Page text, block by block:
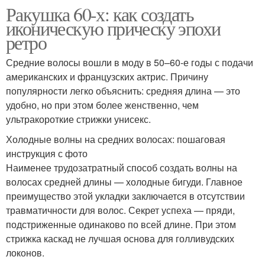
Ракушка 60-х: как создать
иконическую прическу эпохи
ретро
Средние волосы вошли в моду в 50–60-е годы с подачи
американских и французских актрис. Причину
популярности легко объяснить: средняя длина — это
удобно, но при этом более женственно, чем
ультракороткие стрижки унисекс.
Холодные волны на средних волосах: пошаговая
инструкция с фото
Наименее трудозатратный способ создать волны на
волосах средней длины — холодные бигуди. Главное
преимущество этой укладки заключается в отсутствии
травматичности для волос. Секрет успеха — пряди,
подстриженные одинаково по всей длине. При этом
стрижка каскад не лучшая основа для голливудских
локонов.